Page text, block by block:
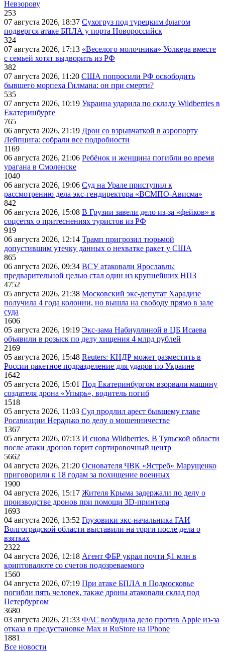
Невзорову
253
07 августа 2026, 18:37 Сухогруз под турецким флагом
подвергся атаке БПЛА у порта Новороссийск
324
07 августа 2026, 17:13 «Веселого молочника» Уолкера вместе
с семьей хотят выдворить из РФ
382
07 августа 2026, 11:20 США попросили РФ освободить
бывшего морпеха Гилмана: он при смерти?
535
07 августа 2026, 10:19 Украина ударила по складу Wildberries в
Екатеринбурге
765
06 августа 2026, 21:19 Дрон со взрывчаткой в аэропорту
Лейпцига: собрали все подробности
1169
06 августа 2026, 21:06 Ребёнок и женщина погибли во время
урагана в Смоленске
1040
06 августа 2026, 19:06 Суд на Урале приступил к
рассмотрению дела экс-гендиректора «ВСМПО-Ависма»
842
06 августа 2026, 15:08 В Грузии завели дело из-за «фейков» в
соцсетях о притеснениях туристов из РФ
919
06 августа 2026, 12:14 Трамп пригрозил тюрьмой
допустившим утечку данных о нехватке ракет у США
865
06 августа 2026, 09:34 ВСУ атаковали Ярославль:
предварительной целью стал один из крупнейших НПЗ
4752
05 августа 2026, 21:38 Московский экс-депутат Харадизе
получила 4 года колонии, но вышла на свободу прямо в зале
суда
1606
05 августа 2026, 19:19 Экс-зама Набиуллиной в ЦБ Исаева
объявили в розыск по делу хищения 4 млрд рублей
2169
05 августа 2026, 15:48 Reuters: КНДР может разместить в
России ракетное подразделение для ударов по Украине
1642
05 августа 2026, 15:01 Под Екатеринбургом взорвали машину
создателя дрона «Упырь», водитель погиб
1518
05 августа 2026, 11:03 Суд продлил арест бывшему главе
Росавиации Нерадько по делу о мошенничестве
1367
05 августа 2026, 07:13 И снова Wildberries. В Тульской области
после атаки дронов горит сортировочный центр
5662
04 августа 2026, 21:20 Основателя ЧВК «Ястреб» Марущенко
приговорили к 18 годам за похищение военных
1900
04 августа 2026, 15:17 Жителя Крыма задержали по делу о
производстве дронов при помощи 3D‑принтера
1693
04 августа 2026, 13:52 Грузовики экс-начальника ГАИ
Волгоградской области выставили на торги после дела о
взятках
2322
04 августа 2026, 12:18 Агент ФБР украл почти $1 млн в
криптовалюте со счетов подозреваемого
1560
04 августа 2026, 07:19 При атаке БПЛА в Подмосковье
погибли пять человек, также дроны атаковали склад под
Петербургом
3680
03 августа 2026, 21:33 ФАС возбудила дело против Apple из-за
отказа в предустановке Max и RuStore на iPhone
1881
Все новости